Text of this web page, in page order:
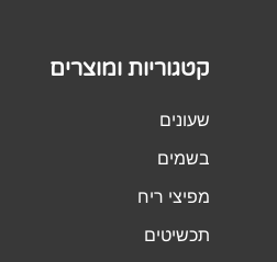
קטגוריות ומוצרים
שעונים
בשמים
מפיצי ריח
תכשיטים